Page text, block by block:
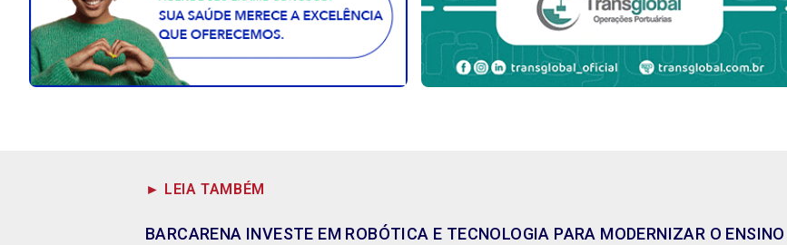
► LEIA TAMBÉM
BARCARENA INVESTE EM ROBÓTICA E TECNOLOGIA PARA MODERNIZAR O